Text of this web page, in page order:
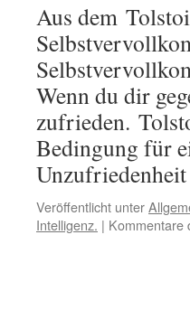
Aus dem
Wenn du dir
zufrieden.
Bedingung für
Veröffentlicht unter
Intelligenz. | Kommentare